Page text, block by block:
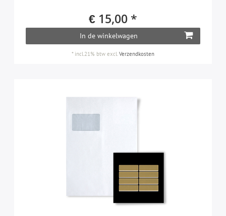
€ 15,00 *
In de winkelwagen
* incl.21% btw excl.Verzendkosten